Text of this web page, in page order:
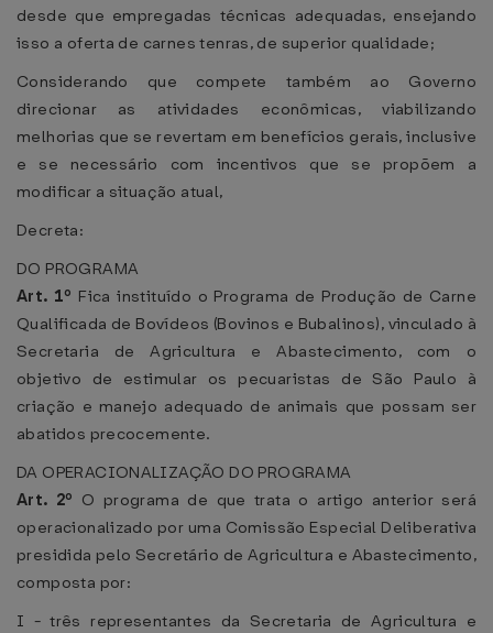
desde que empregadas técnicas adequadas, ensejando
isso a oferta de carnes tenras, de superior qualidade;
Considerando que compete também ao Governo
direcionar as atividades econômicas, viabilizando
melhorias que se revertam em benefícios gerais, inclusive
e se necessário com incentivos que se propõem a
modificar a situação atual,
Decreta:
DO PROGRAMA
Art. 1º Fica instituído o Programa de Produção de Carne
Qualificada de Bovídeos (Bovinos e Bubalinos), vinculado à
Secretaria de Agricultura e Abastecimento, com o
objetivo de estimular os pecuaristas de São Paulo à
criação e manejo adequado de animais que possam ser
abatidos precocemente.
DA OPERACIONALIZAÇÃO DO PROGRAMA
Art. 2º O programa de que trata o artigo anterior será
operacionalizado por uma Comissão Especial Deliberativa
presidida pelo Secretário de Agricultura e Abastecimento,
composta por:
I - três representantes da Secretaria de Agricultura e